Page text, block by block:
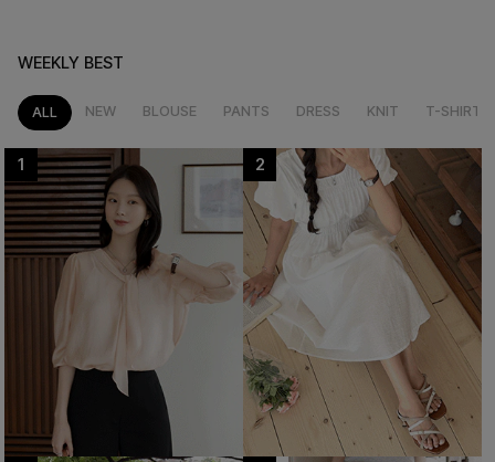
WEEKLY BEST
ALL NEW BLOUSE PANTS DRESS KNIT T-SHIRT